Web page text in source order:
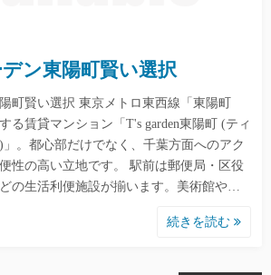
ン東陽町賢い選択
町賢い選択 東京メトロ東西線「東陽町
る賃貸マンション「T's garden東陽町 (ティ
。都心部だけでなく、千葉方面へのアク
性の高い立地です。 駅前は郵便局・区役
の生活利便施設が揃います。美術館や…
続きを読む